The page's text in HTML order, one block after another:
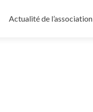
Actualité de l’association